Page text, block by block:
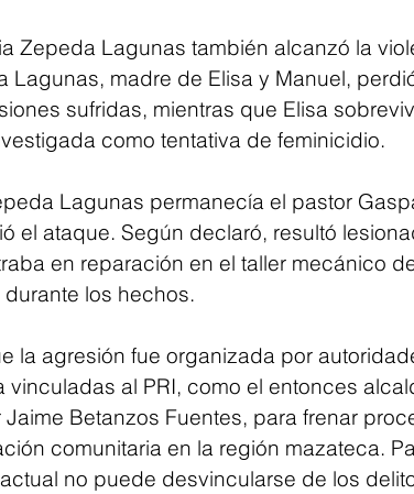
Zepeda Lagunas también alcanzó la
Lagunas, madre de Elisa y Manuel,
sufridas, mientras que Elisa
como tentativa de feminicidio.
Lagunas permanecía el pastor
el ataque. Según declaró, resultó
en reparación en el taller mecánico
los hechos.
la agresión fue organizada por
al PRI, como el entonces
Betanzos Fuentes, para frenar
comunitaria en la región mazateca.
no puede desvincularse de los